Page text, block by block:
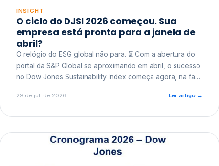
INSIGHT
O ciclo do DJSI 2026 começou. Sua
empresa está pronta para a janela de
abril?
O relógio do ESG global não para. ⏳ Com a abertura do
portal da S&P Global se aproximando em abril, o sucesso
no Dow Jones Sustainability Index começa agora, na fase
29 de jul. de 2026 Ler artigo →